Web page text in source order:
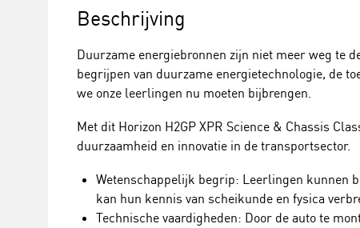
Beschrijving
Duurzame energiebronnen zijn niet meer weg te
begrijpen van duurzame energietechnologie, de
we onze leerlingen nu moeten bijbrengen.
Met dit Horizon H2GP XPR Science & Chassis
duurzaamheid en innovatie in de transportsector.
Wetenschappelijk begrip: Leerlingen kunnen
kan hun kennis van scheikunde en fysica
Technische vaardigheden: Door de auto te